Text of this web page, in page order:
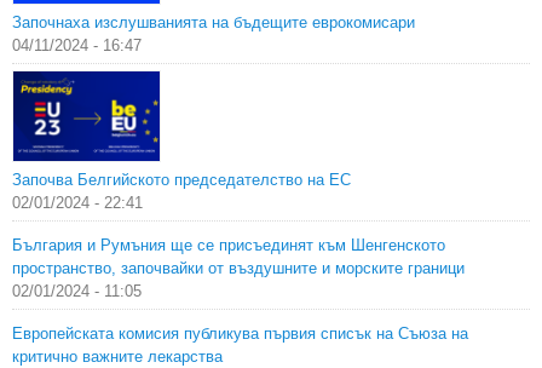
Започнаха изслушванията на бъдещите еврокомисари
04/11/2024 - 16:47
Започва Белгийското председателство на ЕС
02/01/2024 - 22:41
България и Румъния ще се присъединят към Шенгенското
пространство, започвайки от въздушните и морските граници
02/01/2024 - 11:05
Европейската комисия публикува първия списък на Съюза на
критично важните лекарства